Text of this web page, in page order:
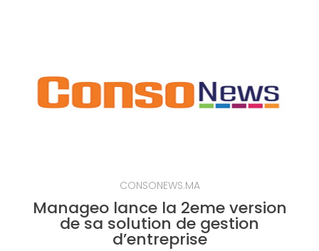
CONSONEWS.MA
Manageo lance la 2eme version
de sa solution de gestion
d’entreprise